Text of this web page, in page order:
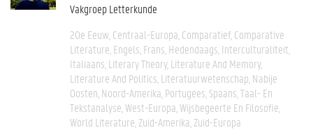
Vakgroep Letterkunde
20e Eeuw Centraal-Europa Comparatief Comparative
Literature Engels Frans Hedendaags Interculturaliteit
Italiaans Literary Theory Literature And Memory
Literature And Politics Literatuurwetenschap Nabije
Oosten Noord-Amerika Portugees Spaans Taal- En
Tekstanalyse West-Europa Wijsbegeerte En Filosofie
World Literature Zuid-Amerika Zuid-Europa